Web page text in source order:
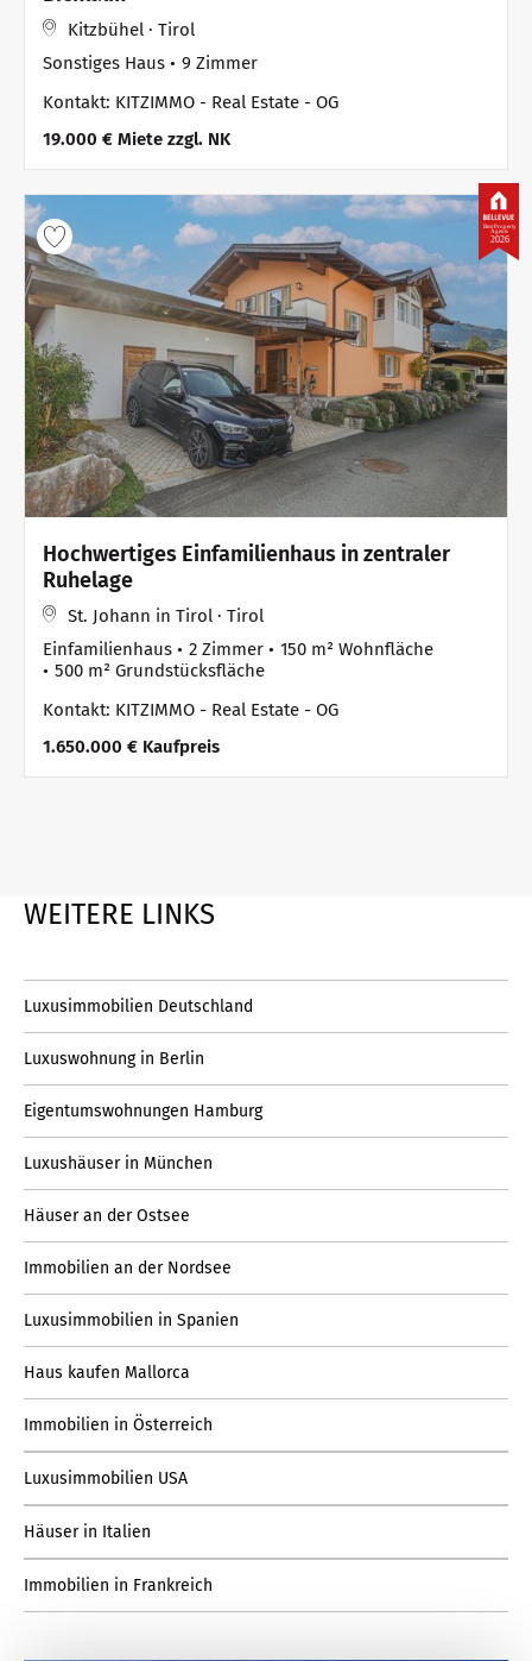
Kitzbühel · Tirol
Sonstiges Haus
9 Zimmer
Kontakt: KITZIMMO - Real Estate - OG
19.000 € Miete zzgl. NK
Hochwertiges Einfamilienhaus in zentraler
Ruhelage
St. Johann in Tirol · Tirol
Einfamilienhaus
2 Zimmer
150 m² Wohnfläche
500 m² Grundstücksfläche
Kontakt: KITZIMMO - Real Estate - OG
1.650.000 € Kaufpreis
2026
Best Property
Agents
WEITERE LINKS
Luxusimmobilien Deutschland
Luxuswohnung in Berlin
Eigentumswohnungen Hamburg
Luxushäuser in München
Häuser an der Ostsee
Immobilien an der Nordsee
Luxusimmobilien in Spanien
Haus kaufen Mallorca
Immobilien in Österreich
Luxusimmobilien USA
Häuser in Italien
Immobilien in Frankreich